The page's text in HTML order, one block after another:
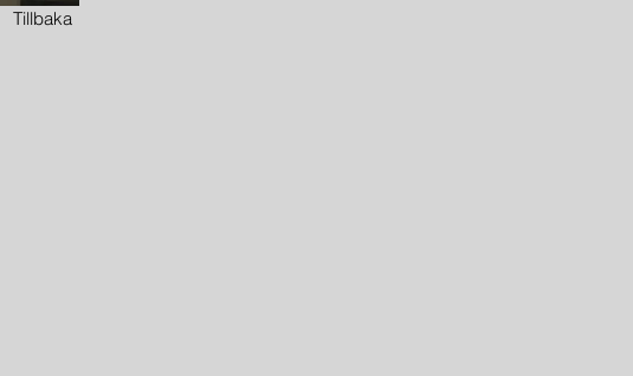
Tillbaka